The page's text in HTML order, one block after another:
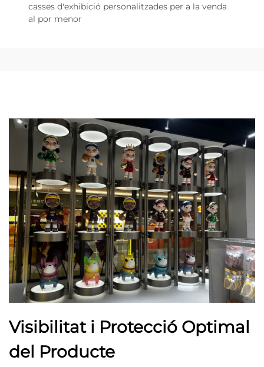
casses d'exhibició personalitzades per a la venda
al por menor
Visibilitat i Protecció Optimal
del Producte